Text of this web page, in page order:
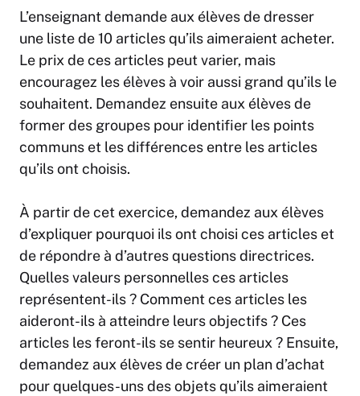
L’enseignant demande aux élèves de dresser
une liste de 10 articles qu’ils aimeraient acheter.
Le prix de ces articles peut varier, mais
encouragez les élèves à voir aussi grand qu’ils le
souhaitent. Demandez ensuite aux élèves de
former des groupes pour identifier les points
communs et les différences entre les articles
qu’ils ont choisis.
À partir de cet exercice, demandez aux élèves
d’expliquer pourquoi ils ont choisi ces articles et
de répondre à d’autres questions directrices.
Quelles valeurs personnelles ces articles
représentent-ils ? Comment ces articles les
aideront-ils à atteindre leurs objectifs ? Ces
articles les feront-ils se sentir heureux ? Ensuite,
demandez aux élèves de créer un plan d’achat
pour quelques-uns des objets qu’ils aimeraient